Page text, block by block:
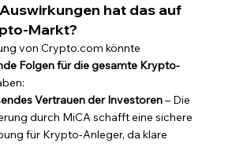
hat das auf
Markt?
von Crypto.com könnte
Folgen für die gesamte Krypto-
Vertrauen der Investoren – Die
durch MiCA schafft eine sichere
für Krypto-Anleger, da klare